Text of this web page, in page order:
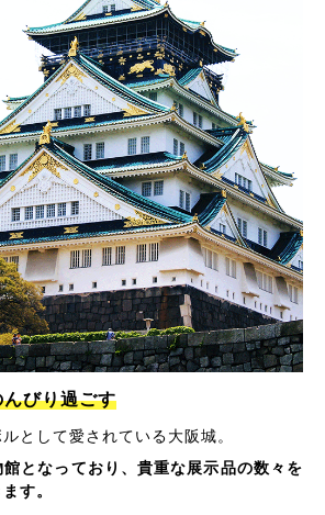
びり過ごす
として愛されている大阪城。
となっており、貴重な展示品の数々を
す。